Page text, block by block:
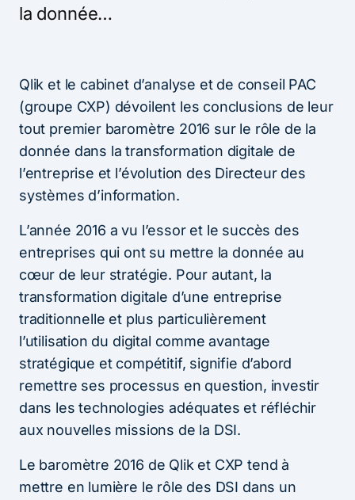
la donnée…
Qlik et le cabinet d’analyse et de conseil PAC
(groupe CXP) dévoilent les conclusions de leur
tout premier baromètre 2016 sur le rôle de la
donnée dans la transformation digitale de
l’entreprise et l’évolution des Directeur des
systèmes d’information.
L’année 2016 a vu l’essor et le succès des
entreprises qui ont su mettre la donnée au
cœur de leur stratégie. Pour autant, la
transformation digitale d’une entreprise
traditionnelle et plus particulièrement
l’utilisation du digital comme avantage
stratégique et compétitif, signifie d’abord
remettre ses processus en question, investir
dans les technologies adéquates et réfléchir
aux nouvelles missions de la DSI.
Le baromètre 2016 de Qlik et CXP tend à
mettre en lumière le rôle des DSI dans un